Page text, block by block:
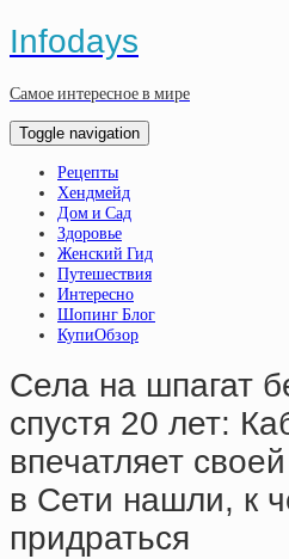
Infodays
Самое интересное в мире
Toggle navigation
Рецепты
Хендмейд
Дом и Сад
Здоровье
Женский Гид
Путешествия
Интересно
Шопинг Блог
КупиОбзор
Села на шпагат
спустя 20 лет:
впечатляет
в Сети нашли, к
придраться